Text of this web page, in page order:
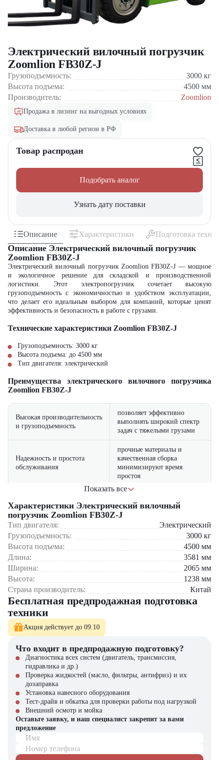
Электрический вилочный погрузчик
Zoomlion FB30Z-J
Грузоподъемность: 3000 кг
Высота подъема:
4500 мм
Производитель:
Zoomlion
Продажа в лизинг на выгодных условиях
Доставка в любой регион в РФ
Товар распродан
Подобрать аналог
Узнать дату поставки
Описание Характеристики Подготовка
Описание Электрический вилочный погрузчик
Zoomlion FB30Z-J
Электрический вилочный погрузчик Zoomlion FB30Z-J — мощное
и экологичное решение для складской и производственной
логистики. Этот электропогрузчик сочетает высокую
грузоподъемность с экономичностью и удобством эксплуатации,
что делает его идеальным выбором для компаний, которые ценят
эффективность и безопасность в работе с грузами.
Технические характеристики Zoomlion FB30Z-J
Грузоподъемность: 3000 кг
Высота подъема: до 4500 мм
Тип двигателя: электрический
Преимущества электрического вилочного погрузчика
Zoomlion FB30Z-J
Высокая производительность
и грузоподъемность
позволяет эффективно
выполнять широкий спектр
задач с тяжелыми грузами
Надежность и простота
обслуживания
прочные материалы и
качественная сборка
минимизируют время
простоя
Энергоэффективность
энергии снижает
эксплуатационные расходы
Где применяется вилочный погрузчик Zoomlion FB30Z-
J?
Складские комплексы и распределительные центры
Производственные цеха с интенсивным грузооборотом
Торгово-логистические базы и магазины
Предприятия пищевой промышленности
Почему стоит выбрать Zoomlion FB30Z-J?
Грузоподъемность 3000 кг для работы с тяжелыми грузами
эксплуатация
Отличная маневренность и компактные размеры для работы в
узких местах
Комфорт и безопасность оператора благодаря эргономичному
дизайну
Долговечность и минимальные затраты на техническое
обслуживание
Купить электрический вилочный погрузчик Zoomlion FB30Z-J
в компании "ЦТО"
Компания "ЦТО" – официальный дилер техники Zoomlion,
предлагающий новые модели складского оборудования с гарантией.
Показать все
Характеристики Электрический вилочный
погрузчик Zoomlion FB30Z-J
Тип двигателя:
Электрический
Грузоподъемность:
3000 кг
Высота подъема:
4500 мм
Длина:
3581 мм
Ширина:
2065 мм
Высота:
1238 мм
Страна производитель:
Китай
Бесплатная предпродажная подготовка
техники
Акция действует до 09.10
Что входит в предпродажную подготовку?
Диагностика всех систем (двигатель, трансмиссия,
гидравлика и др.)
Проверка жидкостей (масло, фильтры, антифриз) и их
дозаправка
Установка навесного оборудования
Тест-драйв и обкатка для проверки работы под нагрузкой
Внешний осмотр и мойка
Оставьте заявку, и наш специалист закрепит за вами
предложение
Имя
Номер телефона